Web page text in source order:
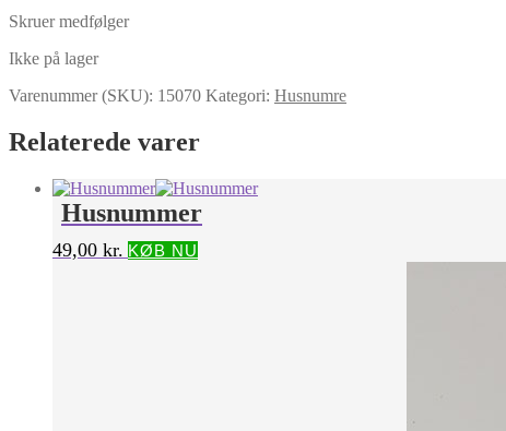
Skruer medfølger
Ikke på lager
Varenummer (SKU): 15070 Kategori: Husnumre
Relaterede varer
Husnummer
49,00 kr. KØB NU